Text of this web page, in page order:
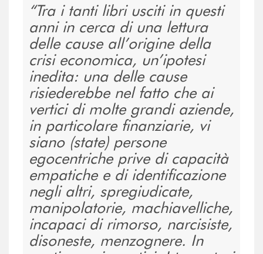
Tra i tanti libri usciti in questi
anni in cerca di una lettura
delle cause all’origine della
crisi economica, un’ipotesi
inedita: una delle cause
risiederebbe nel fatto che ai
vertici di molte grandi aziende,
in particolare finanziarie, vi
siano (state) persone
egocentriche prive di capacità
empatiche e di identificazione
negli altri, spregiudicate,
manipolatorie, machiavelliche,
incapaci di rimorso, narcisiste,
disoneste, menzognere. In